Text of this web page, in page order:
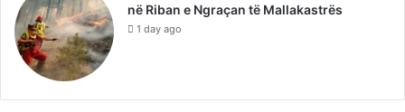
në Riban e Ngraçan të Mallakastrës
1 day ago